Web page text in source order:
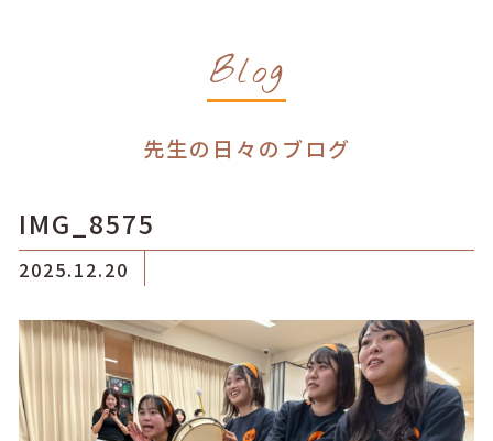
Blog
先生の日々のブログ
IMG_8575
2025.12.20